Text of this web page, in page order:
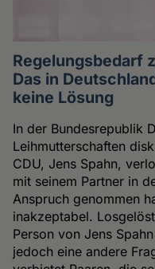
Regelungsbedarf
Das in
keine Lösung
In der Bundesrepublik
Leihmutterschaften
CDU, Jens Spahn,
mit seinem Partner in
Anspruch genommen
inakzeptabel.
Person von Jens
jedoch eine andere